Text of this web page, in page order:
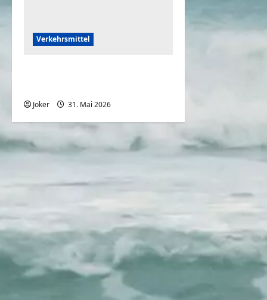
Verkehrsmittel
Joker 31. Mai 2026